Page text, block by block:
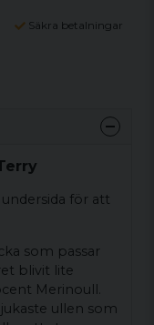
Säkra betalningar
för att
som passar
blivit lite
Merinoull.
ullen som